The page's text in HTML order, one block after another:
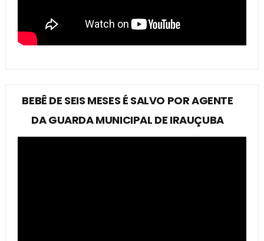
BEBÊ DE SEIS MESES É SALVO POR AGENTE
DA GUARDA MUNICIPAL DE IRAUÇUBA